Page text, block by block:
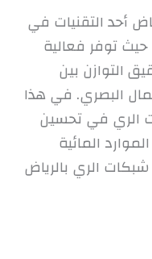
أحد التقنيات في
حيث توفر فعالية
التوازن بين
البصري. في هذا
الري في تحسين
المائية
الري بالرياض